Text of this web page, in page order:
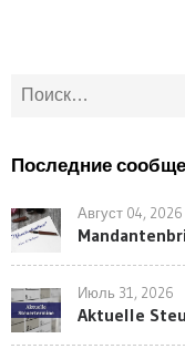
Найти:
Последние
Август 04, 2026
Июль 31, 2026
Aktuelle